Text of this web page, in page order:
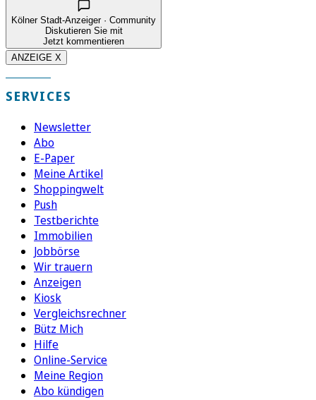
Kölner Stadt-Anzeiger · Community
Diskutieren Sie mit
Jetzt kommentieren
ANZEIGE X
SERVICES
Newsletter
Abo
E-Paper
Meine Artikel
Shoppingwelt
Push
Testberichte
Immobilien
Jobbörse
Wir trauern
Anzeigen
Kiosk
Vergleichsrechner
Bütz Mich
Hilfe
Online-Service
Meine Region
Abo kündigen